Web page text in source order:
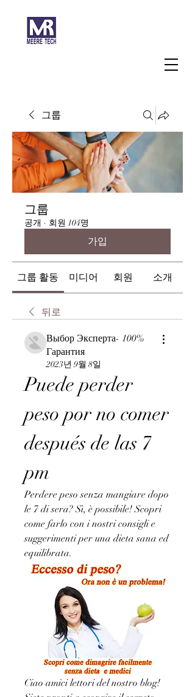
그룹
그룹
공개 · 회원 104명
가입
그룹 활동 미디어 회원 소개
뒤로
Выбор Эксперта- 100%
Гарантия
2023년 9월 8일
Puede perder
peso por no comer
después de las 7
pm
Perdere peso senza mangiare dopo
le 7 di sera? Sì, è possibile! Scopri
come farlo con i nostri consigli e
suggerimenti per una dieta sana ed
equilibrata.
Ciao amici lettori del nostro blog!